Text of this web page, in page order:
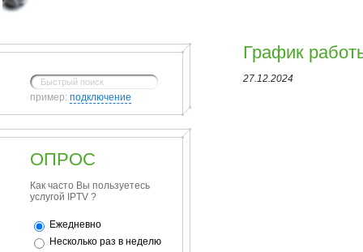
пример: подключение
ОПРОС
Как часто Вы пользуетесь
услугой IPTV ?
Ежедневно
Несколько раз в неделю
График
27.12.2024